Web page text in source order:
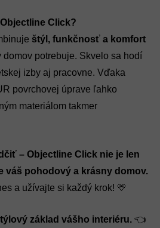
Click?
štýl, funkčnosť a komfort
domov potrebuje. Skvelo sa hodí
izby aj pracovne. Vďaka
povrchovej úprave ľahko
materiálom takmer
– Objectline Click nie je len
váš pohodový a krásny domov.
a užívajte si každý krok! 💛
základ vášho interiéru. 👈